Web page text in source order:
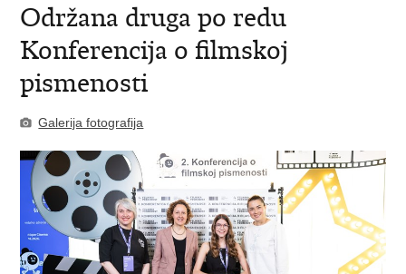
Održana druga po redu
Konferencija o filmskoj
pismenosti
Galerija fotografija